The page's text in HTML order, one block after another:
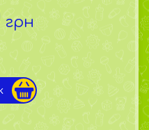
грн